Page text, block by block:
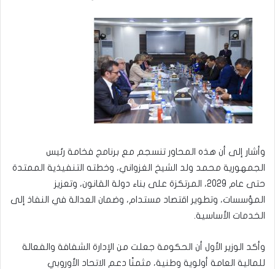
وأشار إلى أن هذه المحاور تنسجم مع برنامج فخامة رئيس
الجمهورية محمد ولد الشيخ الغزواني، وخطته التنفيذية الممتدة
حتى عام 2029، المرتكزة على بناء دولة القانون، وتعزيز
المؤسسات، وتطوير اقتصاد مستدام، وضمان العدالة في النفاذ إلى
الخدمات الأساسية.
وأكد الوزير الأول أن الحكومة جعلت من الإدارة الشفافة والفعالة
للمالية العامة أولوية وطنية، مثمنًا دعم الاتحاد الأوروبي